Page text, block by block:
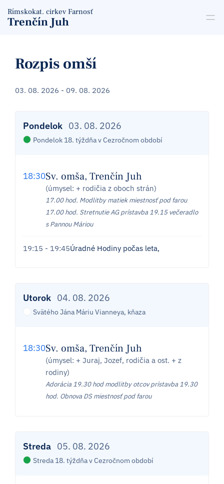
Rímskokat. cirkev Farnosť
Trenčín Juh
Rozpis omší
03. 08. 2026 - 09. 08. 2026
Pondelok 03. 08. 2026
Pondelok 18. týždňa v Cezročnom období
18:30Sv. omša, Trenčín Juh
(úmysel: + rodičia z oboch strán)
17.00 hod. Modlitby matiek miestnosť pod farou
17.00 hod. Stretnutie AG prístavba 19.15 večeradlo
s Pannou Máriou
19:15 - 19:45Úradné Hodiny počas leta,
Utorok 04. 08. 2026
Svätého Jána Máriu Vianneya, kňaza
18:30Sv. omša, Trenčín Juh
(úmysel: + Juraj, Jozef, rodičia a ost. + z
rodiny)
Adorácia 19.30 hod modlitby otcov prístavba 19.30
hod. Obnova DS miestnosť pod farou
Streda 05. 08. 2026
Streda 18. týždňa v Cezročnom období